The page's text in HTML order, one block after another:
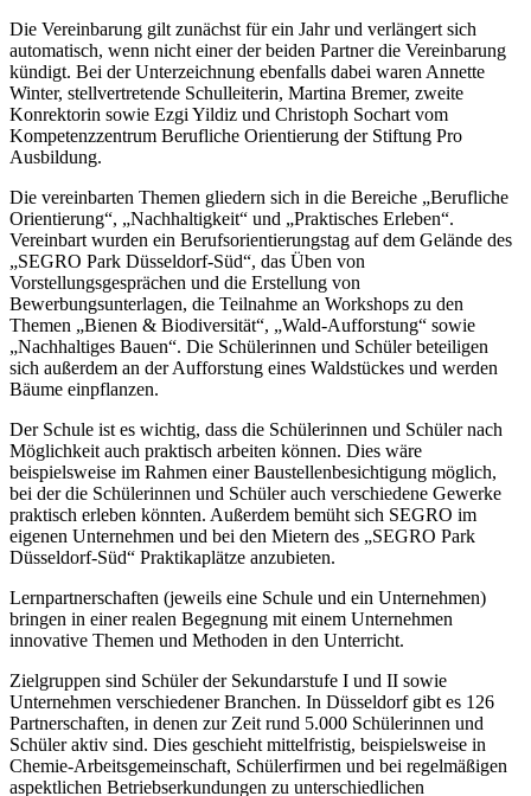
Die Vereinbarung gilt zunächst für ein Jahr und verlängert sich
automatisch, wenn nicht einer der beiden Partner die Vereinbarung
kündigt. Bei der Unterzeichnung ebenfalls dabei waren Annette
Winter, stellvertretende Schulleiterin, Martina Bremer, zweite
Konrektorin sowie Ezgi Yildiz und Christoph Sochart vom
Kompetenzzentrum Berufliche Orientierung der Stiftung Pro
Ausbildung.
Die vereinbarten Themen gliedern sich in die Bereiche „Berufliche
Orientierung“, „Nachhaltigkeit“ und „Praktisches Erleben“.
Vereinbart wurden ein Berufsorientierungstag auf dem Gelände des
„SEGRO Park Düsseldorf-Süd“, das Üben von
Vorstellungsgesprächen und die Erstellung von
Bewerbungsunterlagen, die Teilnahme an Workshops zu den
Themen „Bienen & Biodiversität“, „Wald-Aufforstung“ sowie
„Nachhaltiges Bauen“. Die Schülerinnen und Schüler beteiligen
sich außerdem an der Aufforstung eines Waldstückes und werden
Bäume einpflanzen.
Der Schule ist es wichtig, dass die Schülerinnen und Schüler nach
Möglichkeit auch praktisch arbeiten können. Dies wäre
beispielsweise im Rahmen einer Baustellenbesichtigung möglich,
bei der die Schülerinnen und Schüler auch verschiedene Gewerke
praktisch erleben könnten. Außerdem bemüht sich SEGRO im
eigenen Unternehmen und bei den Mietern des „SEGRO Park
Düsseldorf-Süd“ Praktikaplätze anzubieten.
Lernpartnerschaften (jeweils eine Schule und ein Unternehmen)
bringen in einer realen Begegnung mit einem Unternehmen
innovative Themen und Methoden in den Unterricht.
Zielgruppen sind Schüler der Sekundarstufe I und II sowie
Unternehmen verschiedener Branchen. In Düsseldorf gibt es 126
Partnerschaften, in denen zur Zeit rund 5.000 Schülerinnen und
Schüler aktiv sind. Dies geschieht mittelfristig, beispielsweise in
Chemie-Arbeitsgemeinschaft, Schülerfirmen und bei regelmäßigen
aspektlichen Betriebserkundungen zu unterschiedlichen